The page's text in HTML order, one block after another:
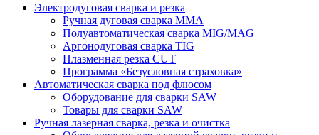
Электродуговая сварка и резка
Ручная дуговая сварка MMA
Полуавтоматическая сварка MIG/MAG
Аргонодуговая сварка TIG
Плазменная резка CUT
Программа «Безусловная страховка»
Автоматическая сварка под флюсом
Оборудование для сварки SAW
Товары для сварки SAW
Ручная лазерная сварка, резка и очистка